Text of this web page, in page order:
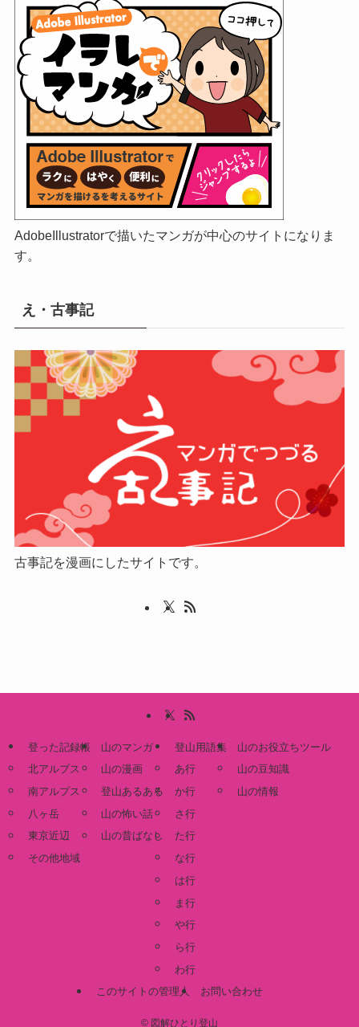
AdobeIllustratorで描いたマンガが中心のサイトになりま
す。
え・古事記
古事記を漫画にしたサイトです。
登った記録帳
北アルプス
南アルプス
八ヶ岳
東京近辺
その他地域
山のマンガ
山の漫画
登山あるある
山の怖い話
山の昔ばなし
登山用語集
あ行
か行
さ行
た行
な行
は行
ま行
や行
ら行
わ行
山のお役立ちツール
山の豆知識
山の情報
このサイトの管理人 お問い合わせ
© 図解ひとり登山